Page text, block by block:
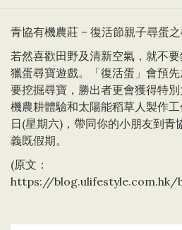
青協有機農莊 – 復活節親子尋蛋
若然喜歡田野及清新空氣，就不
獵蛋尋寶遊戲。「復活蛋」會預
要挖掘尋寶，勝出者更會獲得特
機農耕體驗和太陽能稻草人製作
日(星期六)，帶同你的小朋友到青
義既假期。
(原文：
https://